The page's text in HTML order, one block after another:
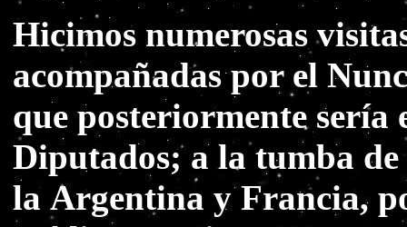
Hicimos numerosas
acompañadas por el
que posteriormente
Diputados; a la tumba
la Argentina y Francia,